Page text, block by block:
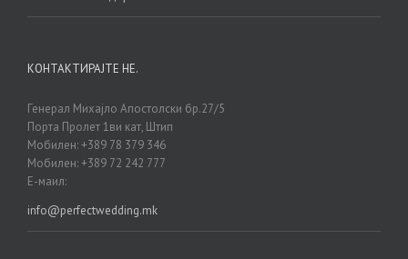
КОНТАКТИРАЈТЕ НЕ.
Генерал Михајло Апостолски бр.27/5
Порта Пролет 1ви кат, Штип
Мобилен: +389 78 379 346
Мобилен: +389 72 242 777
Е-маил:
info@perfectwedding.mk